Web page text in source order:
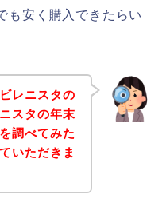
も安く購入できたらい
レニスタの
スタの年末
調べてみた
いただきま